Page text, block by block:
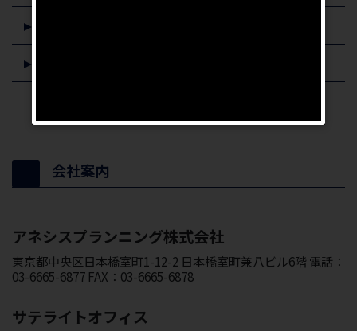
会社案内
アネシスプランニング株式会社
東京都中央区日本橋室町1-12-2 日本橋室町兼八ビル6階 電話：
03-6665-6877 FAX：03-6665-6878
サテライトオフィス